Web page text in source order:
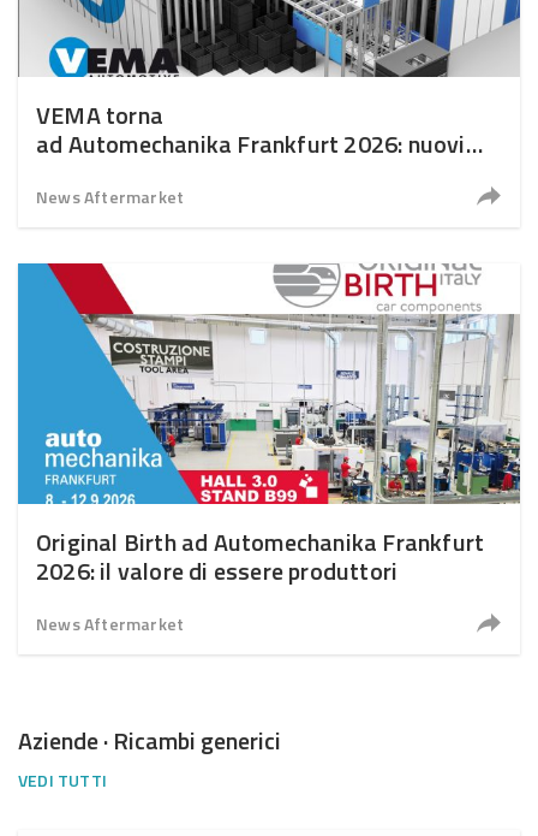
VEMA torna
ad Automechanika Frankfurt 2026: nuovi
News Aftermarket
Original Birth ad Automechanika Frankfurt
2026: il valore di essere produttori
News Aftermarket
Aziende · Ricambi generici
VEDI TUTTI